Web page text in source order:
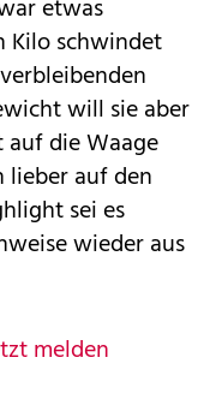
etwas
Kilo schwindet
will sie aber
auf die Waage
lieber auf den
sei es
wieder aus
melden